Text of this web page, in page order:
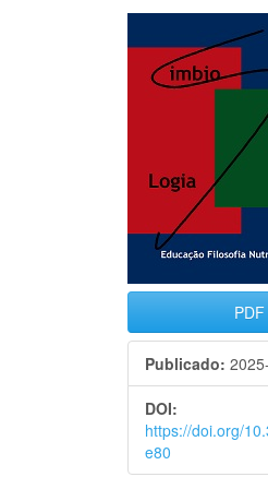
lateral
PDF
Publicado:
DOI:
https://doi.org/
e80